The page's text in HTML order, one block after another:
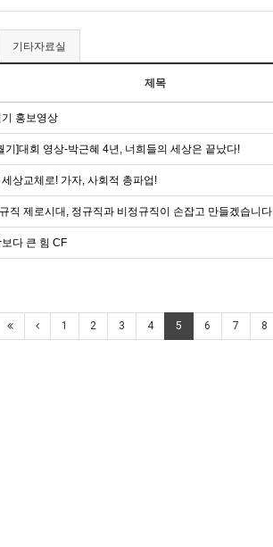
기타자료실
제목
홍보영상
기]대회 영상-박근혜 4년, 너희들의 세상은 끝났다!
상교체로! 가자, 사회적 총파업!
직 제로시대, 정규직과 비정규직이 손잡고 만들겠습니다
다 큰 힘 CF
1 2 3 4 5 6 7 8